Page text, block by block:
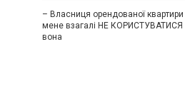
– Власниця орендованої
мене взагалі НЕ КОРИСТУВАТИСЯ
вона